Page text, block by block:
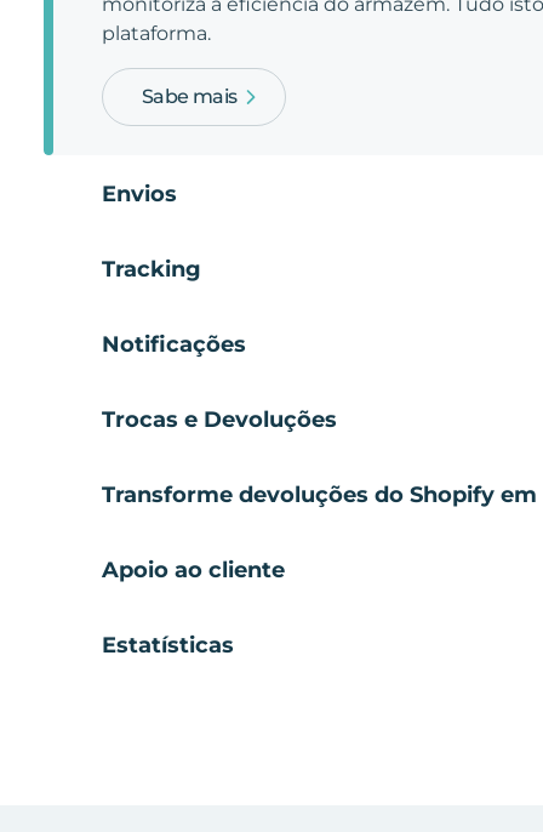
plataforma.
Sabe mais
Envios
Tracking
Notificações
Trocas e Devoluções
Transforme devoluções do Shopify
Apoio ao cliente
Estatísticas